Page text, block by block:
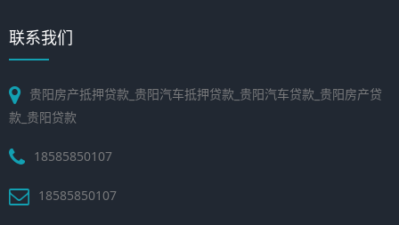
联系我们
贵阳房产抵押贷款_贵阳汽车抵押贷款_贵阳汽车贷款_贵阳房产贷
款_贵阳贷款
18585850107
18585850107